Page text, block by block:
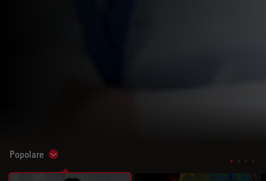
Popolare Show subnavigation